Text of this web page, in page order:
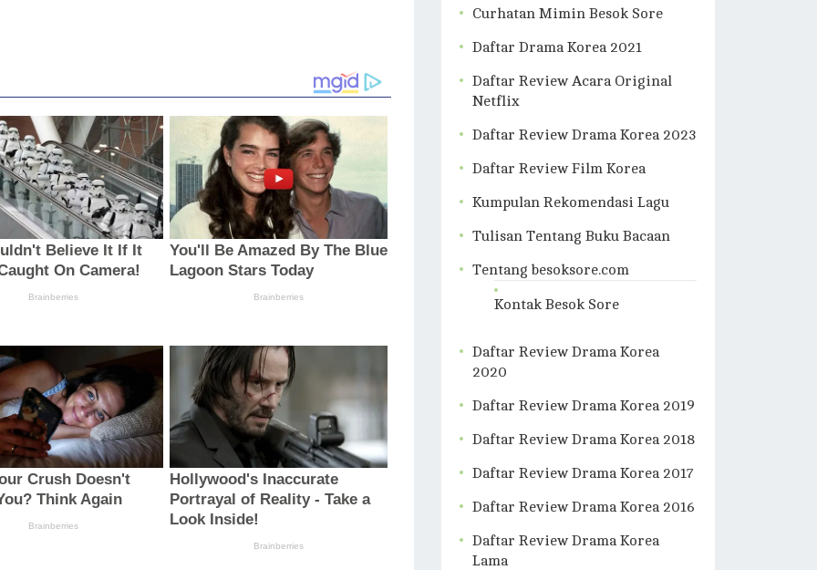
Curhatan Mimin Besok Sore
Daftar Drama Korea 2021
Daftar Review Acara Original
Netflix
Daftar Review Drama Korea 2023
Daftar Review Film Korea
Kumpulan Rekomendasi Lagu
Tulisan Tentang Buku Bacaan
Tentang besoksore.com
Kontak Besok Sore
Daftar Review Drama Korea
2020
Daftar Review Drama Korea 2019
Daftar Review Drama Korea 2018
Daftar Review Drama Korea 2017
Daftar Review Drama Korea 2016
Daftar Review Drama Korea
Lama